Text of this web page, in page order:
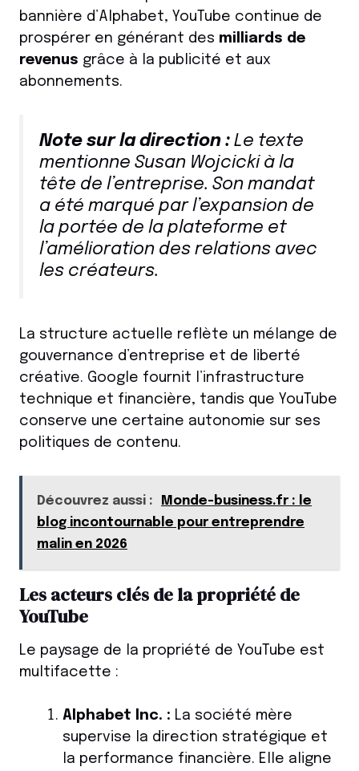
bannière d’Alphabet, YouTube continue de
prospérer en générant des milliards de
revenus grâce à la publicité et aux
abonnements.
Note sur la direction : Le texte
mentionne Susan Wojcicki à la
tête de l’entreprise. Son mandat
a été marqué par l’expansion de
la portée de la plateforme et
l’amélioration des relations avec
les créateurs.
La structure actuelle reflète un mélange de
gouvernance d’entreprise et de liberté
créative. Google fournit l’infrastructure
technique et financière, tandis que YouTube
conserve une certaine autonomie sur ses
politiques de contenu.
Découvrez aussi :
Monde-business.fr : le
blog incontournable pour entreprendre
malin en 2026
Les acteurs clés de la propriété de
YouTube
Le paysage de la propriété de YouTube est
multifacette :
Alphabet Inc. : La société mère
supervise la direction stratégique et
la performance financière. Elle aligne